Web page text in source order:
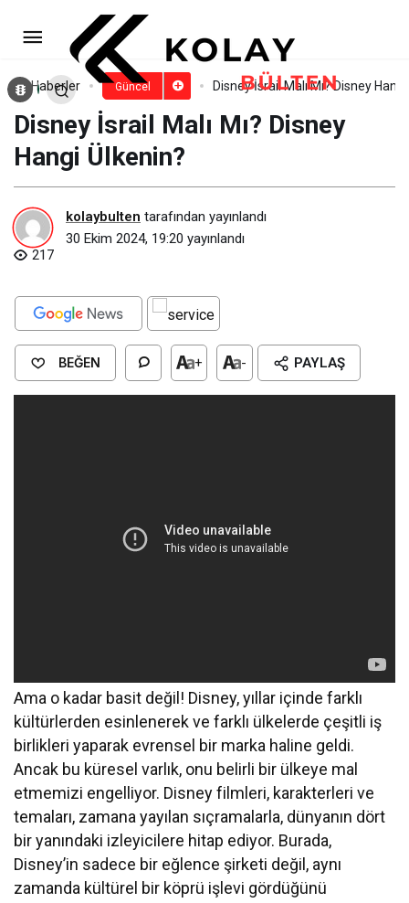
Haberler Güncel Disney İsrail Malı Mı? Disney
Disney İsrail Malı Mı? Disney
Hangi Ülkenin?
kolaybulten tarafından yayınlandı
30 Ekim 2024, 19:20 yayınlandı
217
BEĞEN + - PAYLAŞ
Ama o kadar basit değil! Disney, yıllar içinde farklı
kültürlerden esinlenerek ve farklı ülkelerde çeşitli iş
birlikleri yaparak evrensel bir marka haline geldi.
Ancak bu küresel varlık, onu belirli bir ülkeye mal
etmemizi engelliyor. Disney filmleri, karakterleri ve
temaları, zamana yayılan sıçramalarla, dünyanın dört
bir yanındaki izleyicilere hitap ediyor. Burada,
Disney’in sadece bir eğlence şirketi değil, aynı
zamanda kültürel bir köprü işlevi gördüğünü
Frito-Lay İsrail Malı Mı? Frito-
Lay Hangi Ülkenin?
Yorum Yap Paylaş